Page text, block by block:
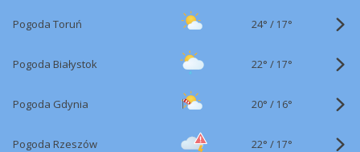
Pogoda Toruń 24° / 17°
Pogoda Białystok 22° / 17°
Pogoda Gdynia 20° / 16°
Pogoda Rzeszów 22° / 17°